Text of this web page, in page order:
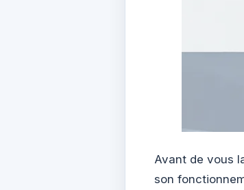
Avant de vous
son